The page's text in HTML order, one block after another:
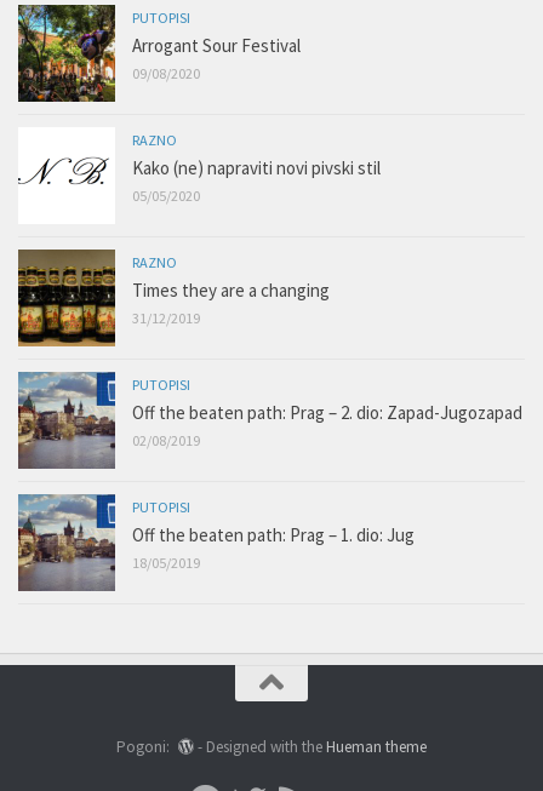
PUTOPISI
Arrogant Sour Festival
09/08/2020
RAZNO
Kako (ne) napraviti novi pivski stil
05/05/2020
RAZNO
Times they are a changing
31/12/2019
PUTOPISI
Off the beaten path: Prag – 2. dio: Zapad-Jugozapad
02/08/2019
PUTOPISI
Off the beaten path: Prag – 1. dio: Jug
18/05/2019
Pogoni: - Designed with the Hueman theme